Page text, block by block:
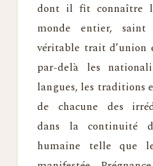
dont il fit connaître
monde entier, saint
véritable trait d’union
par-delà les
langues, les traditions
de chacune des
dans la continuité
humaine telle que